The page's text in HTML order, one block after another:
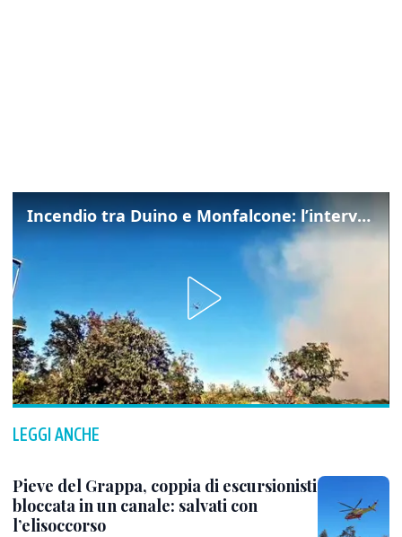
Incendio tra Duino e Monfalcone: l’intervento dei vigili del fuoco
LEGGI ANCHE
Pieve del Grappa, coppia di escursionisti
bloccata in un canale: salvati con
l’elisoccorso